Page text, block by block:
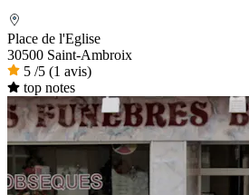
Place de l'Eglise
30500 Saint-Ambroix
5 /5 (1 avis)
top notes